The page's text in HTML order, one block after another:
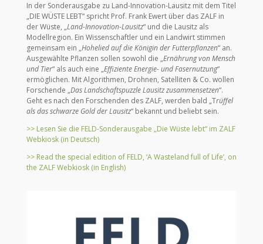
In der Sonderausgabe zu Land-Innovation-Lausitz mit dem Titel
„DIE WÜSTE LEBT“ spricht Prof. Frank Ewert über das ZALF in
der Wüste, „Land-Innovation-Lausitz“ und die Lausitz als
Modellregion. Ein Wissenschaftler und ein Landwirt stimmen
gemeinsam ein „Hohelied auf die Königin der Futterpflanzen“ an.
Ausgewählte Pflanzen sollen sowohl die „Ernährung von Mensch
und Tier“ als auch eine „Effiziente Energie- und Fasernutzung“
ermöglichen. Mit Algorithmen, Drohnen, Satelliten & Co. wollen
Forschende „Das Landschaftspuzzle Lausitz zusammensetzen“.
Geht es nach den Forschenden des ZALF, werden bald „Trüffel
als das schwarze Gold der Lausitz“ bekannt und beliebt sein.
>> Lesen Sie die FELD-Sonderausgabe „Die Wüste lebt“ im ZALF
Webkiosk (in Deutsch)
>> Read the special edition of FELD, ‘A Wasteland full of Life’, on
the ZALF Webkiosk (in English)